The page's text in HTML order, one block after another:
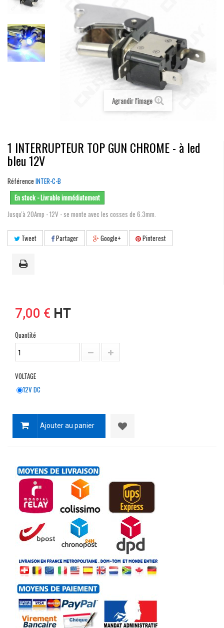
Agrandir l'image
1 INTERRUPTEUR TOP GUN CHROME - à led
bleu 12V
Référence INTER-C-B
En stock - Livrable immédiatement
Jusqu'à 20Amp - 12V - se monte avec les cosses de 6.3mm.
Tweet Partager Google+ Pinterest
7,00 € HT
Quantité
VOLTAGE
12V DC
Ajouter au panier